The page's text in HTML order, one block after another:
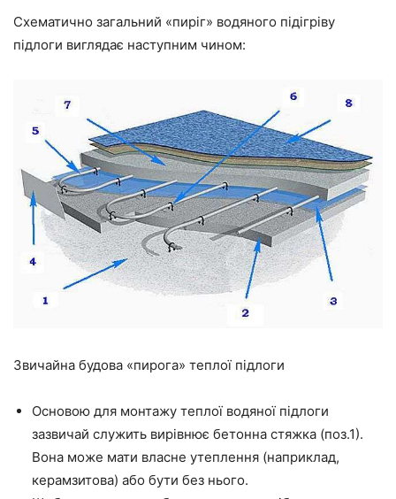
Схематично загальний «пиріг» водяного підігріву
підлоги виглядає наступним чином:
Звичайна будова «пирога» теплої підлоги
Основою для монтажу теплої водяної підлоги
зазвичай служить вирівнює бетонна стяжка (поз.1).
Вона може мати власне утеплення (наприклад,
керамзитова) або бути без нього.